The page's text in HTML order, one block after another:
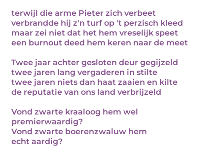
terwijl die arme Pieter zich verbeet
verbrandde hij z'n turf op 't perzisch kleed
maar zei niet dat het hem vreselijk speet
een burnout deed hem keren naar de meet
Twee jaar achter gesloten deur gegijzeld
twee jaren lang vergaderen in stilte
twee jaren niets dan haat zaaien en kilte
de reputatie van ons land verbrijzeld
Vond zwarte kraaloog hem wel
premierwaardig?
Vond zwarte boerenzwaluw hem
echt aardig?